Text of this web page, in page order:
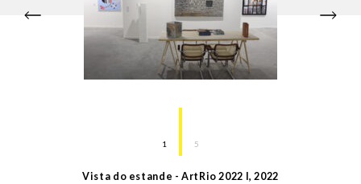
1 5
Vista do estande - ArtRio 2022 I,2022